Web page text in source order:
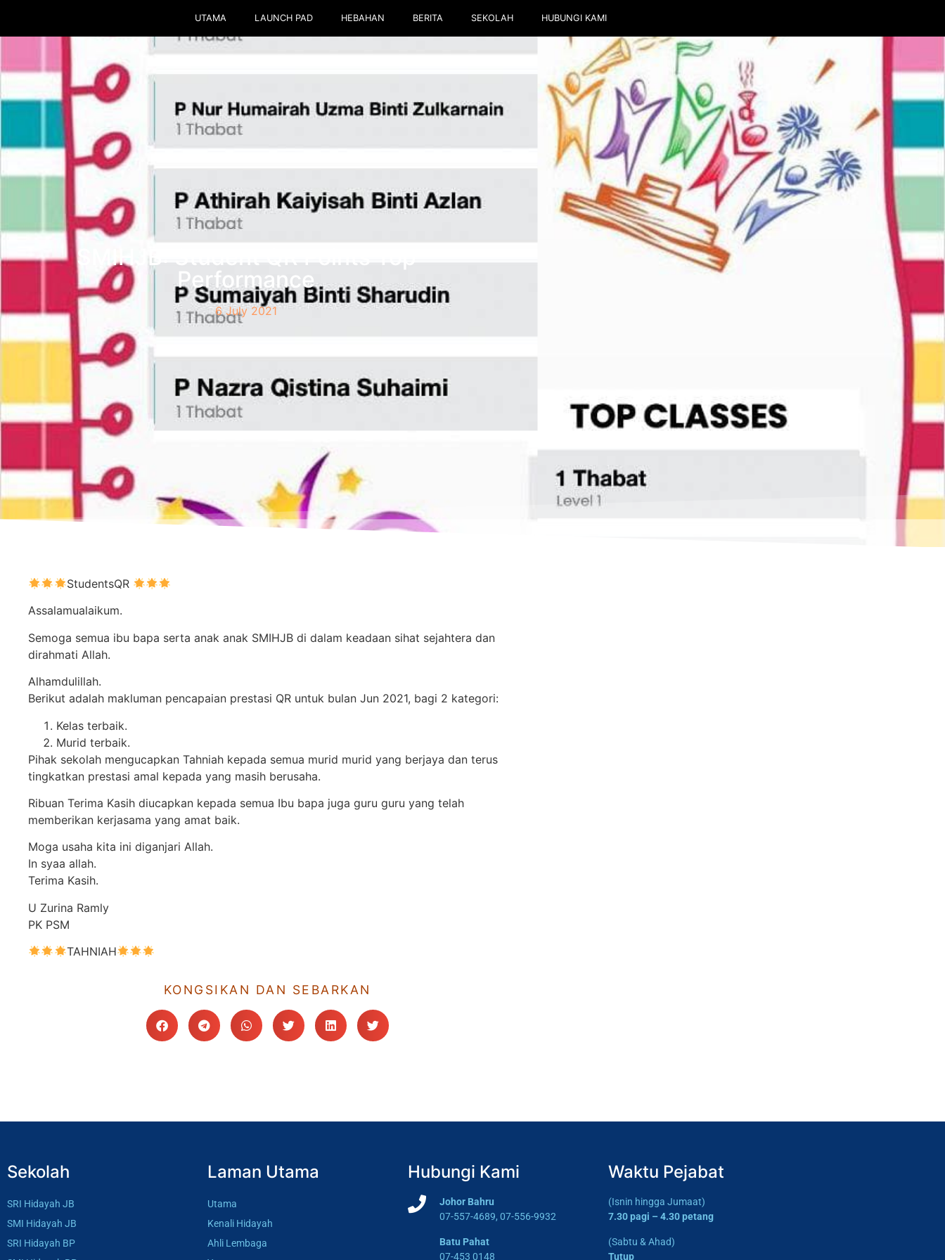
UTAMA LAUNCH PAD HEBAHAN BERITA SEKOLAH HUBUNGI KAMI
SMIHJB: Student QR Points Top
Performance
6 July 2021
StudentsQR
Assalamualaikum.
Semoga semua ibu bapa serta anak anak SMIHJB di dalam keadaan sihat sejahtera dan
dirahmati Allah.
Alhamdulillah.
Berikut adalah makluman pencapaian prestasi QR untuk bulan Jun 2021, bagi 2 kategori:
Kelas terbaik.
Murid terbaik.
Pihak sekolah mengucapkan Tahniah kepada semua murid murid yang berjaya dan terus
tingkatkan prestasi amal kepada yang masih berusaha.
Ribuan Terima Kasih diucapkan kepada semua Ibu bapa juga guru guru yang telah
memberikan kerjasama yang amat baik.
Moga usaha kita ini diganjari Allah.
In syaa allah.
Terima Kasih.
U Zurina Ramly
PK PSM
TAHNIAH
KONGSIKAN DAN SEBARKAN
Sekolah
SRI Hidayah JB
SMI Hidayah JB
SRI Hidayah BP
Laman Utama
Utama
Kenali Hidayah
Ahli Lembaga
Hubungi Kami
Johor Bahru
07-557-4689, 07-556-9932
Batu Pahat
07-453 0148
Waktu Pejabat
(Isnin hingga Jumaat)
7.30 pagi – 4.30 petang
(Sabtu & Ahad)
Tutup